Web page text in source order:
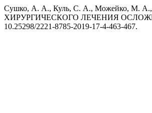
Сушко, А. А., Куль, С. А., Можейко, М.
ХИРУРГИЧЕСКОГО ЛЕЧЕНИЯ
10.25298/2221-8785-2019-17-4-463-467.